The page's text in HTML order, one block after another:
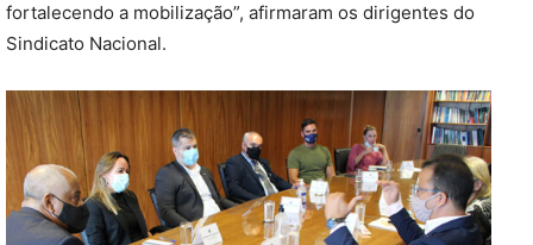
fortalecendo a mobilização”, afirmaram os dirigentes do
Sindicato Nacional.